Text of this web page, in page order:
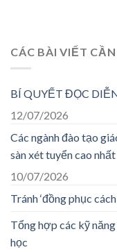
CÁC BÀI VIẾT
BÍ QUYẾT ĐỌC
12/07/2026
Các ngành đào tạo
sàn xét tuyển cao nhất
10/07/2026
Tránh ‘đồng phục cách
Tổng hợp các kỹ
học